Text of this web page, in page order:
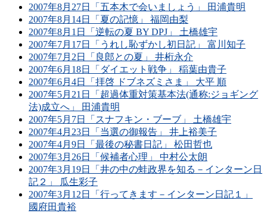
2007年8月27日「五本木で会いましょう」 田浦貴明
2007年8月14日「夏の記憶」 福岡由梨
2007年8月1日「逆転の夏 BY DPJ」 土橋雄宇
2007年7月17日「うれし恥ずかし初日記」 富川知子
2007年7月2日「良郎との夏」 井桁永介
2007年6月18日「ダイエット戦争」 稲葉由貴子
2007年6月4日「拝啓 ドブネズミさま」 大平 順
2007年5月21日「超過体重対策基本法(通称:ジョギング
法)成立へ」 田浦貴明
2007年5月7日「スナフキン・ブーブ」 土橋雄宇
2007年4月23日「当選の御報告」 井上裕美子
2007年4月9日「最後の秘書日記」 松田哲也
2007年3月26日「候補者心理」 中村公太朗
2007年3月19日「井の中の蛙政界を知る－インターン日
記２」 瓜生彩子
2007年3月12日「行ってきます－インターン日記１」
國府田貴裕